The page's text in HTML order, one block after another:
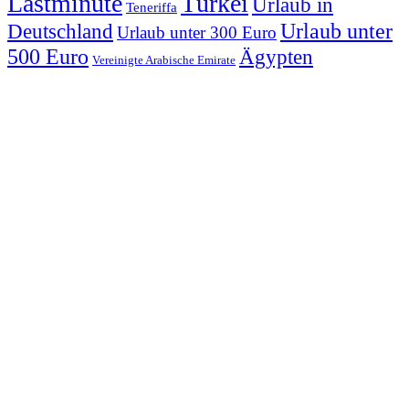
Teneriffa
Urlaub in
Deutschland Urlaub unter 300 Euro Urlaub unter
500 Euro Vereinigte Arabische Emirate Ägypten